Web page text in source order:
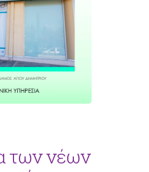
των νέων